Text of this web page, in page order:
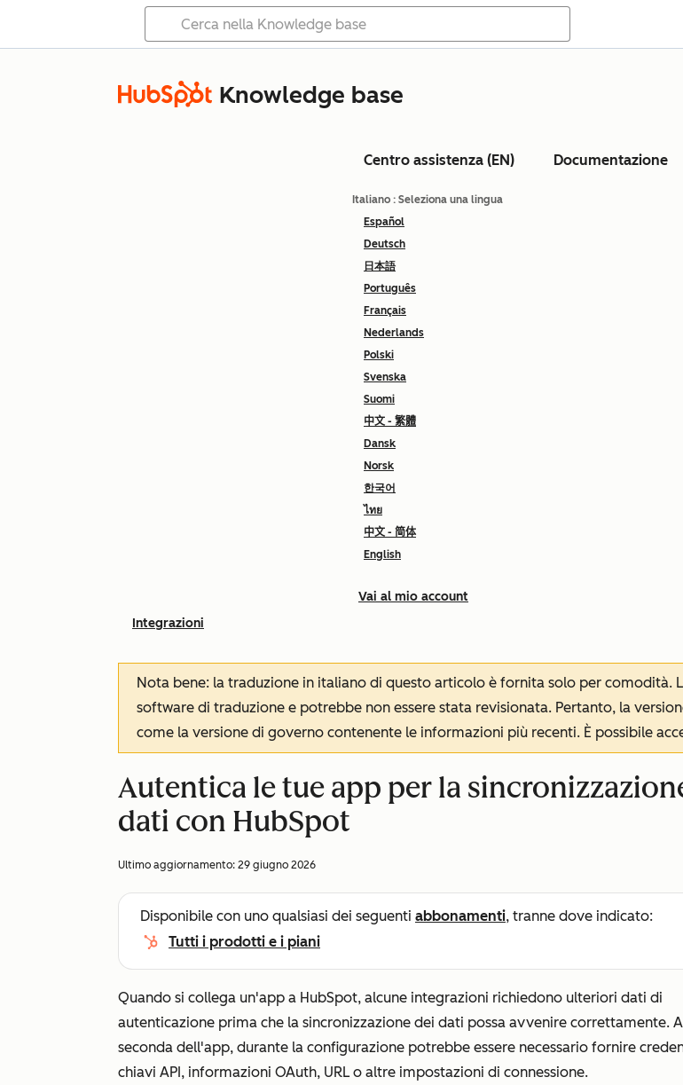
Knowledge base
Centro assistenza (EN) Documentazione
Italiano : Seleziona una lingua
Español
Deutsch
日本語
Português
Français
Nederlands
Polski
Svenska
Suomi
中文 - 繁體
Dansk
Norsk
한국어
ไทย
中文 - 简体
English
Vai al mio account
Integrazioni
Nota bene: la traduzione in italiano di questo articolo è fornita solo per
software di traduzione e potrebbe non essere stata revisionata. Pertanto, la
come la versione di governo contenente le informazioni più recenti. È possibile
Autentica le tue app per la
dati con HubSpot
Ultimo aggiornamento: 29 giugno 2026
Disponibile con uno qualsiasi dei seguenti abbonamenti, tranne dove indicato:
Tutti i prodotti e i piani
Quando si collega un'app a HubSpot, alcune integrazioni richiedono ulteriori dati di
autenticazione prima che la sincronizzazione dei dati possa avvenire correttamente. A
seconda dell'app, durante la configurazione potrebbe essere necessario fornire
chiavi API, informazioni OAuth, URL o altre impostazioni di connessione.